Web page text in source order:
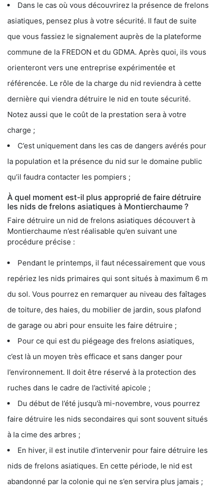
Dans le cas où vous découvrirez la présence de frelons
asiatiques, pensez plus à votre sécurité. Il faut de suite
que vous fassiez le signalement auprès de la plateforme
commune de la FREDON et du GDMA. Après quoi, ils vous
orienteront vers une entreprise expérimentée et
référencée. Le rôle de la charge du nid reviendra à cette
dernière qui viendra détruire le nid en toute sécurité.
Notez aussi que le coût de la prestation sera à votre
charge ;
C’est uniquement dans les cas de dangers avérés pour
la population et la présence du nid sur le domaine public
qu’il faudra contacter les pompiers ;
À quel moment est-il plus approprié de faire détruire
les nids de frelons asiatiques à Montierchaume ?
Faire détruire un nid de frelons asiatiques découvert à
Montierchaume n’est réalisable qu’en suivant une
procédure précise :
Pendant le printemps, il faut nécessairement que vous
repériez les nids primaires qui sont situés à maximum 6 m
du sol. Vous pourrez en remarquer au niveau des faîtages
de toiture, des haies, du mobilier de jardin, sous plafond
de garage ou abri pour ensuite les faire détruire ;
Pour ce qui est du piégeage des frelons asiatiques,
c’est là un moyen très efficace et sans danger pour
l’environnement. Il doit être réservé à la protection des
ruches dans le cadre de l’activité apicole ;
Du début de l’été jusqu’à mi-novembre, vous pourrez
faire détruire les nids secondaires qui sont souvent situés
à la cime des arbres ;
En hiver, il est inutile d’intervenir pour faire détruire les
nids de frelons asiatiques. En cette période, le nid est
abandonné par la colonie qui ne s’en servira plus jamais ;